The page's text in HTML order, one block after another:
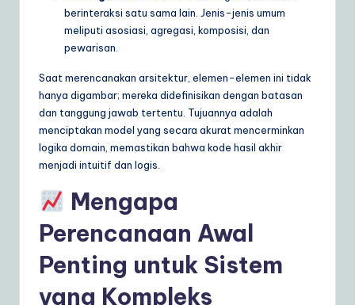
berinteraksi satu sama lain. Jenis-jenis umum
meliputi asosiasi, agregasi, komposisi, dan
pewarisan.
Saat merencanakan arsitektur, elemen-elemen ini tidak
hanya digambar; mereka didefinisikan dengan batasan
dan tanggung jawab tertentu. Tujuannya adalah
menciptakan model yang secara akurat mencerminkan
logika domain, memastikan bahwa kode hasil akhir
menjadi intuitif dan logis.
Mengapa
Perencanaan Awal
Penting untuk Sistem
yang Kompleks